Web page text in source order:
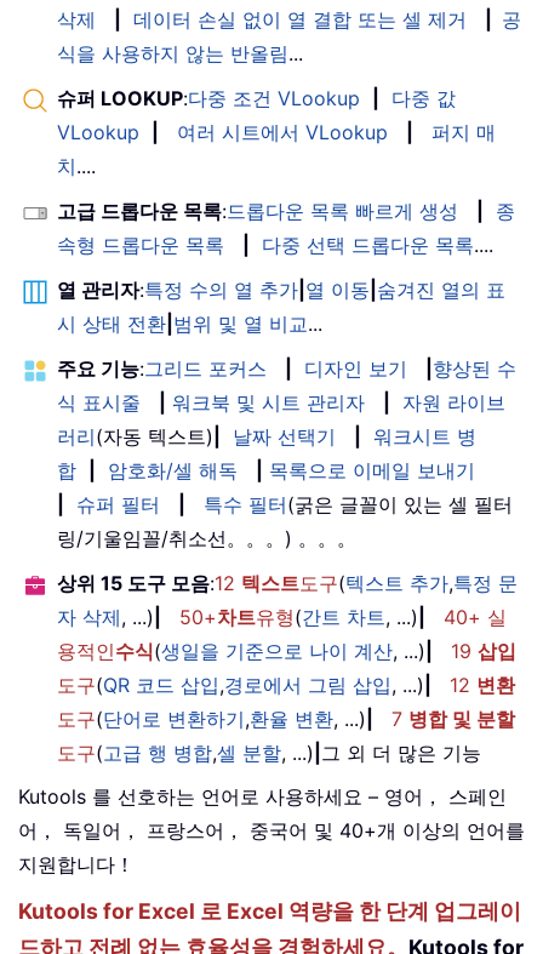
삭제
데이터 손실 없이 열 결합 또는 셀 제거
공
식을 사용하지 않는 반올림...
슈퍼 LOOKUP:다중 조건 VLookup
다중 값
VLookup
여러 시트에서 VLookup
퍼지 매
치....
고급 드롭다운 목록:드롭다운 목록 빠르게 생성
종
속형 드롭다운 목록
다중 선택 드롭다운 목록....
열 관리자:특정 수의 열 추가 열 이동 숨겨진 열의 표
시 상태 전환 범위 및 열 비교...
주요 기능:그리드 포커스 디자인 보기
향상된 수
식 표시줄
워크북 및 시트 관리자
자원 라이브
러리(자동 텍스트) 날짜 선택기
워크시트 병
합
암호화/셀 해독
목록으로 이메일 보내기
슈퍼 필터 특수 필터(굵은 글꼴이 있는 셀 필터
링/기울임꼴/취소선。。。) 。。。
상위 15 도구 모음:12 텍스트도구(텍스트 추가,특정 문
자 삭제, ...) 50+차트유형(간트 차트, ...)
40+ 실
용적인수식(생일을 기준으로 나이 계산, ...) 19 삽입
도구(QR 코드 삽입,경로에서 그림 삽입, ...) 12 변환
도구(단어로 변환하기,환율 변환, ...) 7 병합 및 분할
도구(고급 행 병합,셀 분할, ...) 그 외 더 많은 기능
Kutools 를 선호하는 언어로 사용하세요 – 영어， 스페인
어， 독일어， 프랑스어， 중국어 및 40+개 이상의 언어를
지원합니다！
Kutools for Excel 로 Excel 역량을 한 단계 업그레이
드하고 전례 없는 효율성을 경험하세요。 Kutools for